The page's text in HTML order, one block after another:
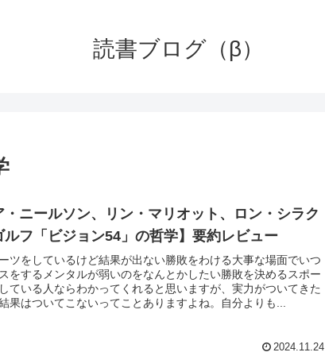
読書ブログ（β）
・ニールソン、リン・マリオット、ロン・シラク
ルフ「ビジョン54」の哲学】要約レビュー
ツをしているけど結果が出ない勝敗をわける大事な場面でいつ
をするメンタルが弱いのをなんとかしたい勝敗を決めるスポー
ている人ならわかってくれると思いますが、実力がついてきた
果はついてこないってことありますよね。自分よりも...
2024.11.24